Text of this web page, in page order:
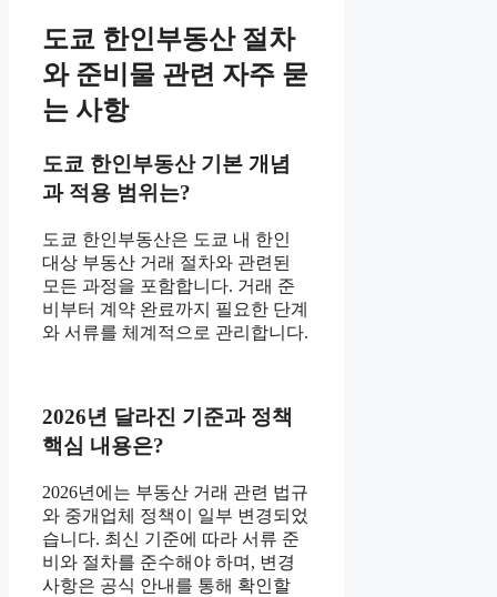
도쿄 한인부동산 절차
와 준비물 관련 자주 묻
는 사항
도쿄 한인부동산 기본 개념
과 적용 범위는?
도쿄 한인부동산은 도쿄 내 한인
대상 부동산 거래 절차와 관련된
모든 과정을 포함합니다. 거래 준
비부터 계약 완료까지 필요한 단계
와 서류를 체계적으로 관리합니다.
2026년 달라진 기준과 정책
핵심 내용은?
2026년에는 부동산 거래 관련 법규
와 중개업체 정책이 일부 변경되었
습니다. 최신 기준에 따라 서류 준
비와 절차를 준수해야 하며, 변경
사항은 공식 안내를 통해 확인할